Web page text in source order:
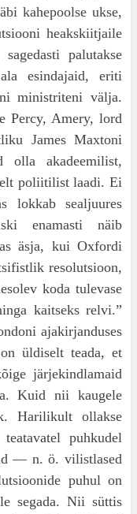
kahepoolse ukse,
heakskiitjaile
palutakse
esindajaid, eriti
ministriteni välja.
Percy, Amery, lord
James Maxtoni
olla akadeemilist,
poliitilist laadi. Ei
lokkab sealjuures
enamasti näib
äsja, kui Oxfordi
resolutsioon,
koda tulevase
kaitseks relvi.”
ajakirjan­duses
üldiselt teada, et
järjekindlamaid
Kuid nii kaugele
Harilikult ollakse
puhkudel
— n. ö. vilistlased
puhul on
segada. Nii süt­tis